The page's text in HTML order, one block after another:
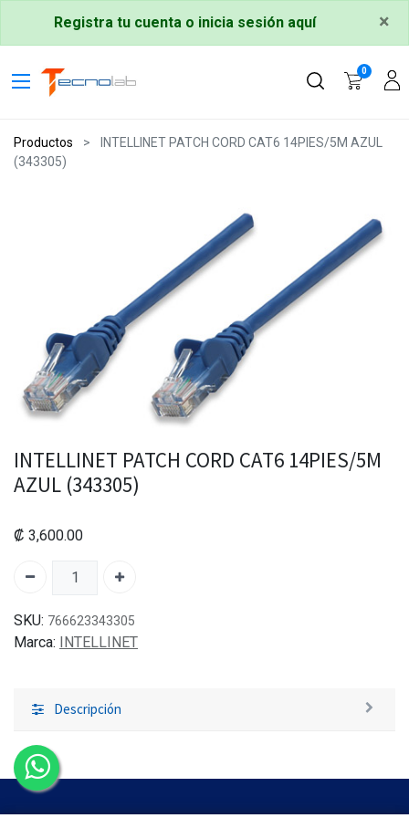
Registra tu cuenta o inicia sesión aquí ×
0
Productos
INTELLINET PATCH CORD CAT6 14PIES/5M AZUL
(343305)
INTELLINET PATCH CORD CAT6 14PIES/5M
AZUL (343305)
₡ 3,600.00
SKU: 766623343305
Marca: INTELLINET
Descripción